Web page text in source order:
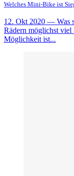
Welches Mini-Bike ist
12. Okt 2020 — Was
Rädern möglichst viel
Möglichkeit ist...